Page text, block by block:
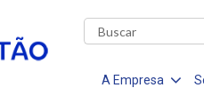
A Empresa